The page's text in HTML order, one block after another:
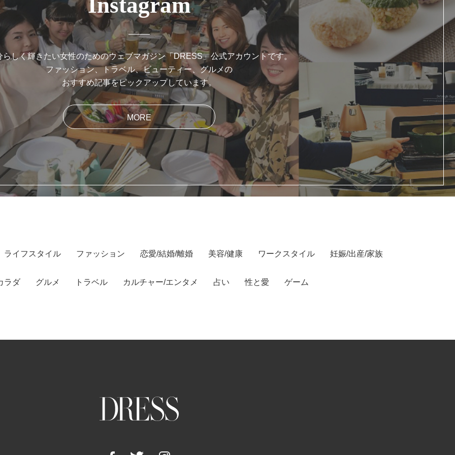
Instagram
らしく輝きたい女性のためのウェブマガジン「DRESS」公式アカウントです。
ファッション、トラベル、ビューティー、グルメの
おすすめ記事をピックアップしています。
MORE
ライフスタイル ファッション 恋愛/結婚/離婚 美容/健康 ワークスタイル 妊娠/出産/家族
ラダ グルメ トラベル カルチャー/エンタメ 占い 性と愛 ゲーム